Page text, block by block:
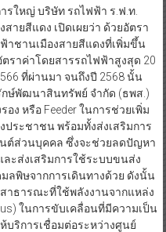
รใหญ่ บริษัท รถไฟฟ้า ร.ฟ.ท.
ายสีแดง เปิดเผยว่า ด้วยอัตรา
าชานเมืองสายสีแดงที่เพิ่มขึ้น
ราค่าโดยสารรถไฟฟ้าสูงสุด 20
ที่ผ่านมา จนถึงปี 2568 นั้น
ษ์พัฒนาสินทรัพย์ จำกัด (ธพส.)
ง หรือ Feeder ในการช่วยเพิ่ม
ระชาชน พร้อมทั้งส่งเสริมการ
ต์ส่วนบุคคล ซึ่งจะช่วยลดปัญหา
ะส่งเสริมการใช้ระบบขนส่ง
ลพิษจากการเดินทางด้วย ดังนั้น
าธารณะที่ใช้พลังงานจากแหล่ง
ในการขับเคลื่อนที่มีความเป็น
บริการเชื่อมต่อระหว่างศูนย์